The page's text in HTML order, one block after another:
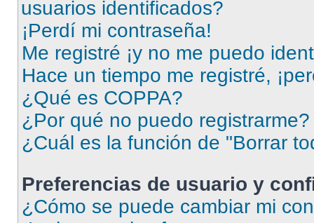
usuarios identificados?
¡Perdí mi contraseña!
Me registré ¡y no me puedo
Hace un tiempo me registré,
¿Qué es COPPA?
¿Por qué no puedo registrarme?
¿Cuál es la función de "Borrar
Preferencias de usuario y
¿Cómo se puede cambiar mi